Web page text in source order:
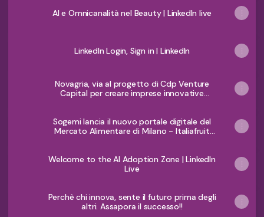
AI e Omnicanalità nel Beauty | LinkedIn live
LinkedIn Login, Sign in | LinkedIn
Novagria, via al progetto di Cdp Venture
Capital per creare imprese innovative
Sogemi lancia il nuovo portale digitale del
Mercato Alimentare di Milano - Italiafruit
Welcome to the AI Adoption Zone | LinkedIn
Live
Perchè chi innova, sente il futuro prima degli
altri. Assapora il successo!!